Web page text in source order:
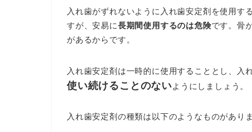
入れ歯がずれないように入れ歯安定剤を使用す
すが、安易に長期間使用するのは危険です 。骨
があるからです。
入れ歯安定剤は一時的に使用することとし、入
使い続けることのないようにしましょう。
入れ歯安定剤の種類は以下のようなものがありま